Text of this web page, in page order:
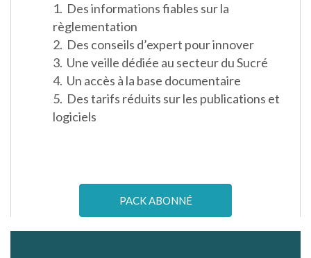
1. Des informations fiables sur la
règlementation
2. Des conseils d’expert pour innover
3. Une veille dédiée au secteur du Sucré
4. Un accès à la base documentaire
5. Des tarifs réduits sur les publications et
logiciels
PACK ABONNÉ